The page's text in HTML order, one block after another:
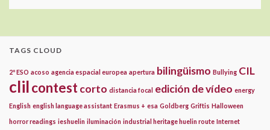
TAGS CLOUD
2º ESO acoso agencia espacial europea apertura bilingüismo Bullying CIL
clilcontestcorto distancia focal edición de vídeo energy
English english language assistant Erasmus + esa Goldberg Griftis Halloween
horror readings ieshuelin iluminación industrial heritage huelin route Internet